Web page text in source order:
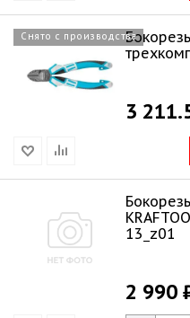
Снято с производства
3
13_z01
2 990